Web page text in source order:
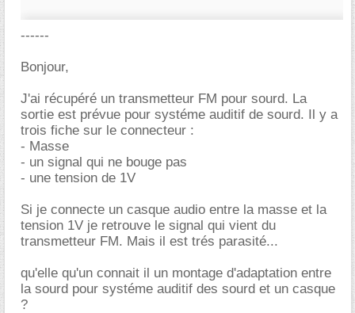
------
Bonjour,
J'ai récupéré un transmetteur FM pour sourd. La
sortie est prévue pour systéme auditif de sourd. Il y a
trois fiche sur le connecteur :
- Masse
- un signal qui ne bouge pas
- une tension de 1V
Si je connecte un casque audio entre la masse et la
tension 1V je retrouve le signal qui vient du
transmetteur FM. Mais il est trés parasité...
qu'elle qu'un connait il un montage d'adaptation entre
la sourd pour systéme auditif des sourd et un casque
?